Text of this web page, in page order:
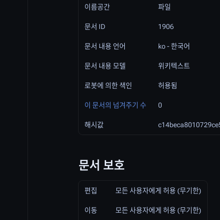
이름공간 파일
문서 ID 1906
문서 내용 언어 ko - 한국어
문서 내용 모델 위키텍스트
로봇에 의한 색인 허용됨
이 문서의 넘겨주기 수 0
해시값
문서 보호
편집 모든 사용자에게 허용 (무기한)
이동 모든 사용자에게 허용 (무기한)